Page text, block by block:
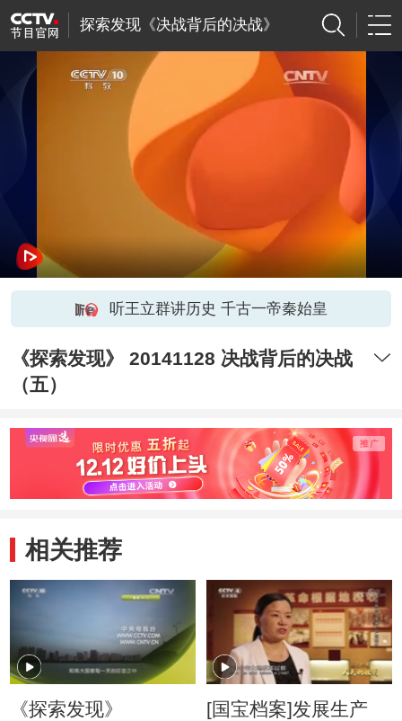
探索发现《决战背后的决战》
听王立群讲历史 千古一帝秦始皇
《探索发现》 20141128 决战背后的决战
（五）
相关推荐
《探索发现》
[国宝档案]发展生产